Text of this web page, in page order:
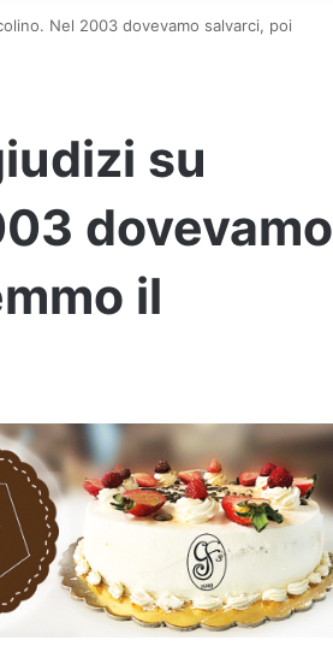
Nel 2003 dovevamo salvarci, poi
su
dovevamo
il